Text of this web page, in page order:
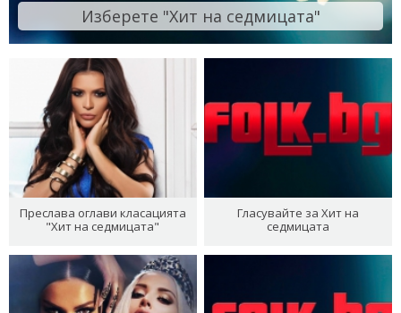
Изберете "Хит на седмицата"
Преслава оглави класацията
"Хит на седмицата"
Гласувайте за Хит на
седмицата